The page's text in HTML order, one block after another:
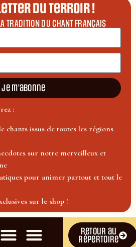
du terroir !
TRADITION DU CHANT FRANÇAIS
Je m'abonne
:
chants issus de toutes les régions
sur notre merveilleux et
pour animer partout et tout le
sur le shop !
Retour au
répertoire